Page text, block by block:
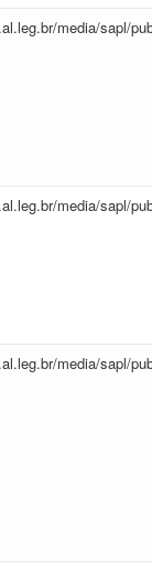
media/sapl/
media/sapl/
media/sapl/